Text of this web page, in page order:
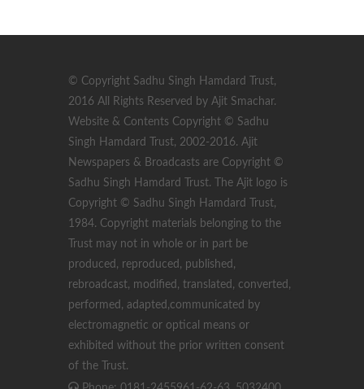
© Copyright Sadhu Singh Hamdard Trust,
2016 All Rights Reserved by Ajit Smachar.
Website & Contents Copyright © Sadhu
Singh Hamdard Trust, 2002-2016. Ajit
Newspapers & Broadcasts are Copyright ©
Sadhu Singh Hamdard Trust. The Ajit logo is
Copyright © Sadhu Singh Hamdard Trust,
1984. Copyright materials belonging to the
Trust may not in whole or in part be
produced, reproduced, published,
rebroadcast, modified, translated, converted,
performed, adapted,communicated by
electromagnetic or optical means or
exhibited without the prior written consent
of the Trust.